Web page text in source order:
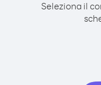
Seleziona il